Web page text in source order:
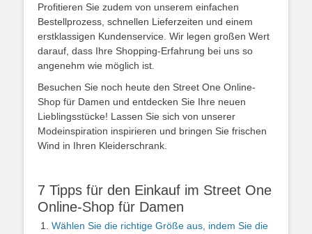
Profitieren Sie zudem von unserem einfachen
Bestellprozess, schnellen Lieferzeiten und einem
erstklassigen Kundenservice. Wir legen großen Wert
darauf, dass Ihre Shopping-Erfahrung bei uns so
angenehm wie möglich ist.
Besuchen Sie noch heute den Street One Online-
Shop für Damen und entdecken Sie Ihre neuen
Lieblingsstücke! Lassen Sie sich von unserer
Modeinspiration inspirieren und bringen Sie frischen
Wind in Ihren Kleiderschrank.
7 Tipps für den Einkauf im Street One
Online-Shop für Damen
Wählen Sie die richtige Größe aus, indem Sie die